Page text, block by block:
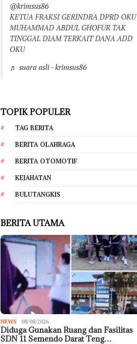
@krimsus86
KETUA FRAKSI GERINDRA DPRD OKU
MUHAMMAD ABDUL GHOFUR TAK
TINGGAL DIAM TERKAIT DANA ADD
OKU
♬ suara asli - krimsus86
TOPIK POPULER
TAG BERITA
BERITA OLAHRAGA
BERITA OTOMOTIF
KEJAHATAN
BULUTANGKIS
BERITA UTAMA
NEWS 08/08/2026
Diduga Gunakan Ruang dan Fasilitas
SDN 11 Semendo Darat Teng…